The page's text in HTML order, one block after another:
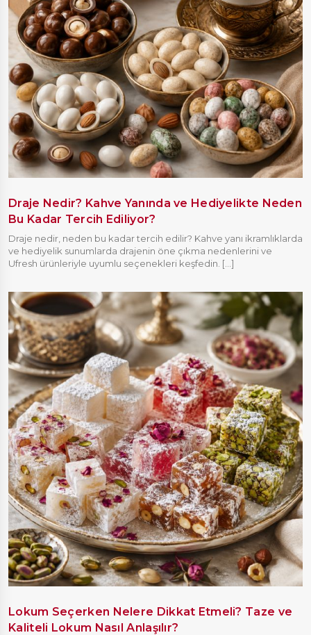
Draje Nedir? Kahve Yanında ve Hediyelikte Neden
Bu Kadar Tercih Ediliyor?
Draje nedir, neden bu kadar tercih edilir? Kahve yanı ikramlıklarda
ve hediyelik sunumlarda drajenin öne çıkma nedenlerini ve
Ufresh ürünleriyle uyumlu seçenekleri keşfedin. [...]
Lokum Seçerken Nelere Dikkat Etmeli? Taze ve
Kaliteli Lokum Nasıl Anlaşılır?